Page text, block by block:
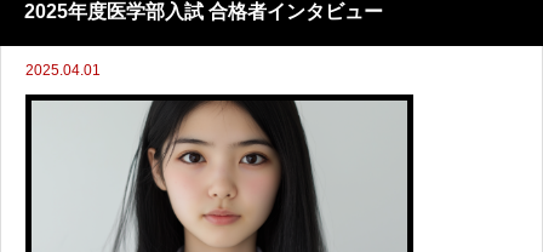
2025年度医学部入試 合格者インタビュー
2025.04.01